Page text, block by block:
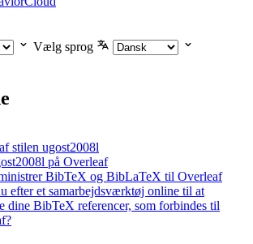
Vælg sprog
stilen ugost2008l
på Overleaf
BibTeX og BibLaTeX til Overleaf
efter et samarbejdsværktøj online til at
dine BibTeX referencer, som forbindes til